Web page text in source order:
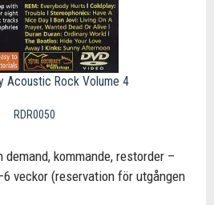
Acoustic Rock Volume 4
RDR0050
kommande, restorder –
veckor (reservation för utgången